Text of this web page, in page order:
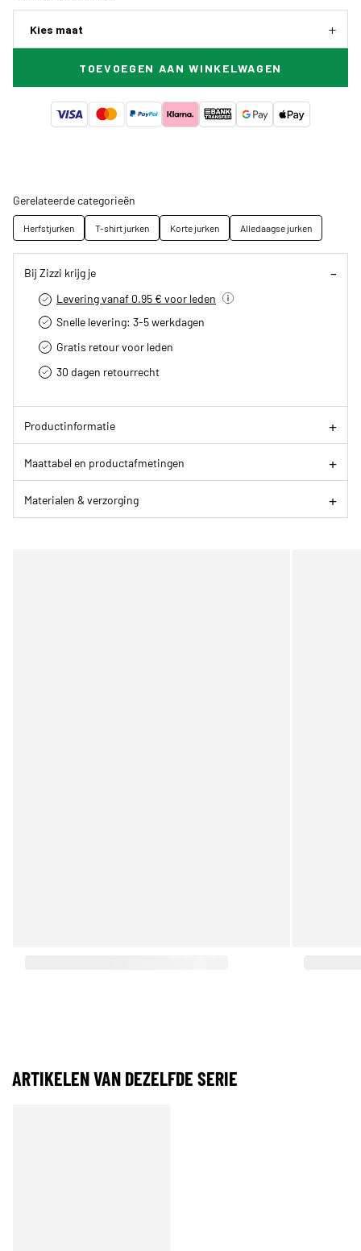
Kies maat
TOEVOEGEN AAN WINKELWAGEN
Gerelateerde categorieën
Herfstjurken T-shirt jurken Korte jurken Alledaagse jurken
Bij Zizzi krijg je
Levering vanaf 0.95 € voor leden
Snelle levering: 3-5 werkdagen
Gratis retour voor leden
30 dagen retourrecht­
Productinformatie
Maattabel en productafmetingen
Materialen & verzorging
ARTIKELEN VAN DEZELFDE SERIE